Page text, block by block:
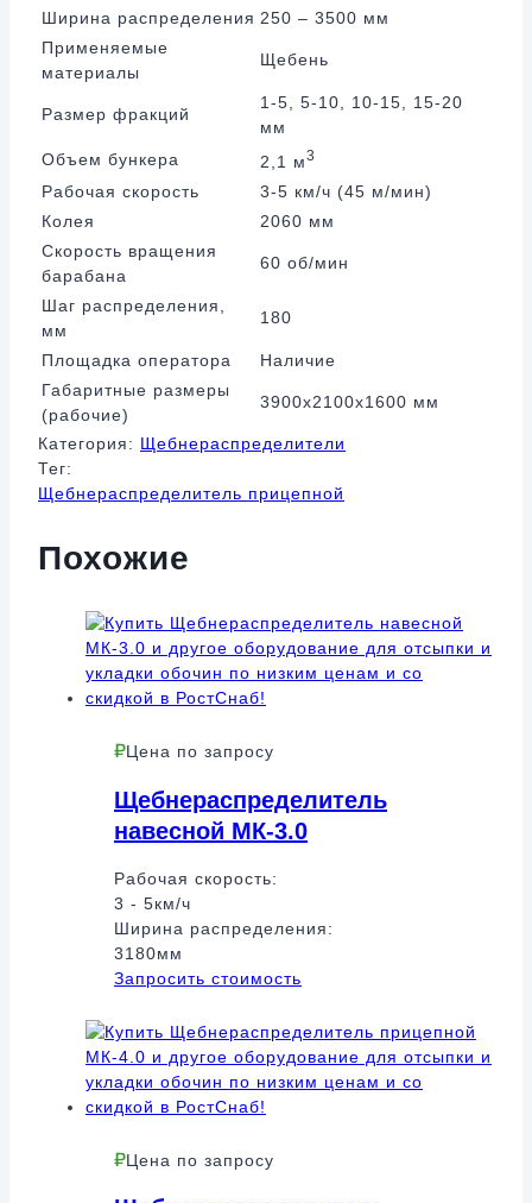
Ширина распределения 250 – 3500 мм
Применяемые
материалы
Щебень
Размер фракций
1-5, 5-10, 10-15, 15-20
мм
Объем бункера
2,1 м3
Рабочая скорость
3-5 км/ч (45 м/мин)
Колея
2060 мм
Скорость вращения
барабана
60 об/мин
Шаг распределения,
мм
180
Площадка оператора
Наличие
Габаритные размеры
(рабочие)
3900х2100х1600 мм
Категория: Щебнераспределители
Тег:
Щебнераспределитель прицепной
Похожие
Цена по запросу
Щебнераспределитель
навесной МК-3.0
Рабочая скорость:
3 - 5км/ч
Ширина распределения:
3180мм
Запросить стоимость
Цена по запросу